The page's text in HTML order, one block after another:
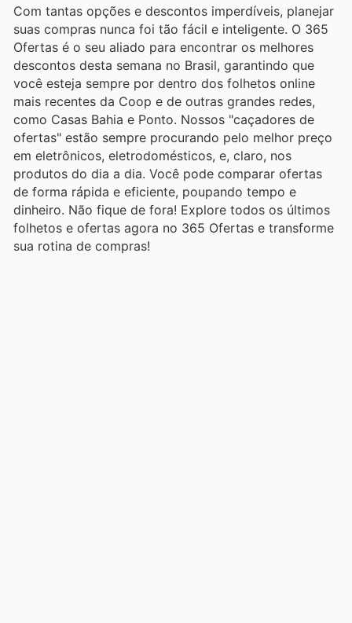
Com tantas opções e descontos imperdíveis, planejar
suas compras nunca foi tão fácil e inteligente. O 365
Ofertas é o seu aliado para encontrar os melhores
descontos desta semana no Brasil, garantindo que
você esteja sempre por dentro dos folhetos online
mais recentes da Coop e de outras grandes redes,
como Casas Bahia e Ponto. Nossos "caçadores de
ofertas" estão sempre procurando pelo melhor preço
em eletrônicos, eletrodomésticos, e, claro, nos
produtos do dia a dia. Você pode comparar ofertas
de forma rápida e eficiente, poupando tempo e
dinheiro. Não fique de fora! Explore todos os últimos
folhetos e ofertas agora no 365 Ofertas e transforme
sua rotina de compras!